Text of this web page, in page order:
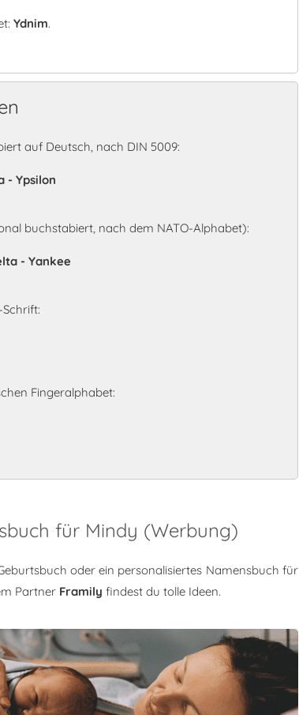
Ydnim.
auf Deutsch, nach DIN 5009:
- Ypsilon
buchstabiert, nach dem NATO-Alphabet):
- Yankee
Fingeralphabet:
für Mindy (Werbung)
oder ein personalisiertes Namensbuch für
Partner Framily findest du tolle Ideen.